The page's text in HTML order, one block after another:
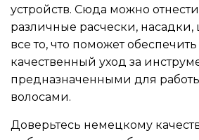
устройств. Сюда можно отнести
различные расчески, насадки,
все то, что поможет обеспечить
качественный уход за
предназначенными для
волосами.
Доверьтесь немецкому